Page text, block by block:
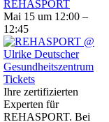
REHASPORT
Mai 15 um 12:00 –
12:45
Tickets
Ihre zertifizierten
Experten für
REHASPORT. Bei